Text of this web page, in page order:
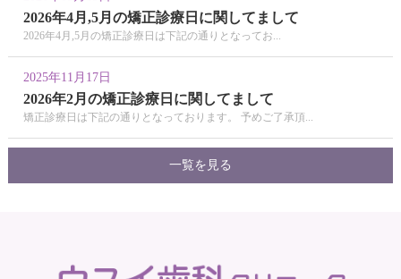
2026年4月,5月の矯正診療日に関してまして
2026年4月,5月の矯正診療日は下記の通りとなってお...
2025年11月17日
2026年2月の矯正診療日に関してまして
矯正診療日は下記の通りとなっております。 予めご了承頂...
一覧を見る